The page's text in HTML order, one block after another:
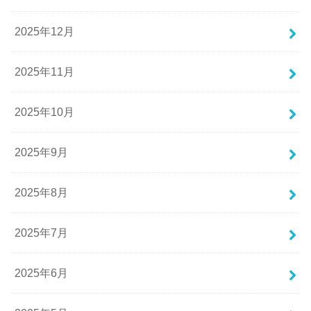
2025年12月
2025年11月
2025年10月
2025年9月
2025年8月
2025年7月
2025年6月